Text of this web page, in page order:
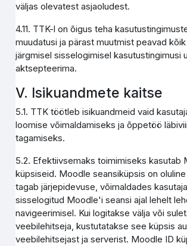
väljas olevatest asjaoludest.
4.11. TTK-l on õigus teha
muudatusi ja pärast muutmist peavad
järgmisel sisselogimisel kasutustingimusi
aktsepteerima.
V. Isikuandmete kaitse
5.1. TTK töötleb isikuandmeid vaid
loomise võimaldamiseks ja õppetöö
tagamiseks.
5.2. Efektiivsemaks toimimiseks kasutab
küpsiseid. Moodle seansiküpsis on
tagab järjepidevuse, võimaldades
sisselogitud Moodle'i seansi ajal lehelt
navigeerimisel. Kui logitakse välja või
veebilehitseja, kustutatakse see küpsis
veebilehitsejast ja serverist. Moodle ID